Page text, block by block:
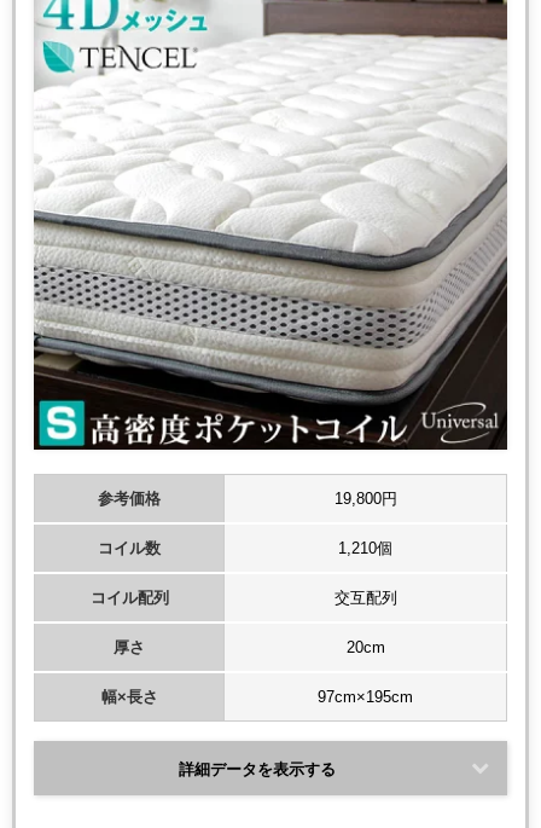
参考価格 19,800円
コイル数 1,210個
コイル配列 交互配列
厚さ 20cm
幅×長さ 97cm×195cm
詳細データを表示する